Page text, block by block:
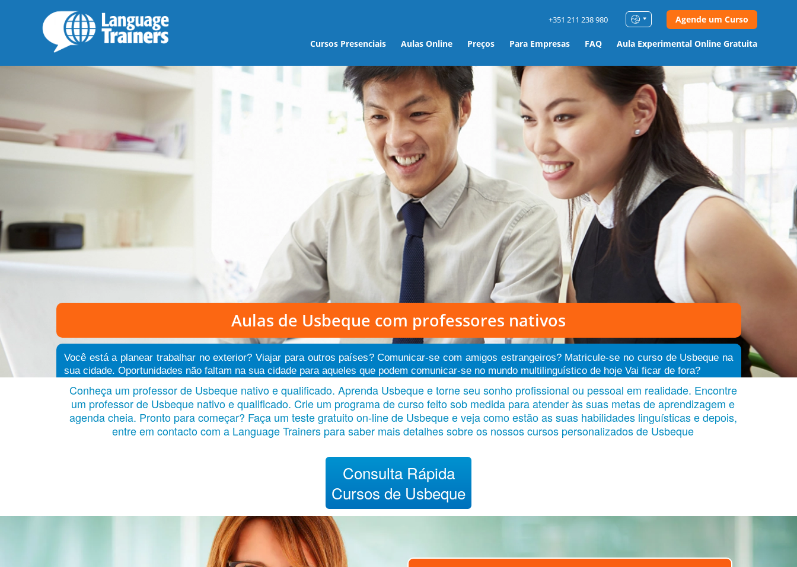
Cursos Presenciais Aulas Online Preços Para Empresas FAQ Aula Experimental Online Gratuita
+351 211 238 980 Agende um Curso
Aulas de Usbeque com professores nativos
Você está a planear trabalhar no exterior? Viajar para outros países? Comunicar-se com amigos estrangeiros? Matricule-se no curso de Usbeque na
sua cidade. Oportunidades não faltam na sua cidade para aqueles que podem comunicar-se no mundo multilinguístico de hoje Vai ficar de fora?
Conheça um professor de Usbeque nativo e qualificado. Aprenda Usbeque e torne seu sonho profissional ou pessoal em realidade. Encontre
um professor de Usbeque nativo e qualificado. Crie um programa de curso feito sob medida para atender às suas metas de aprendizagem e
agenda cheia. Pronto para começar? Faça um teste gratuito on-line de Usbeque e veja como estão as suas habilidades linguísticas e depois,
entre em contacto com a Language Trainers para saber mais detalhes sobre os nossos cursos personalizados de Usbeque
Consulta Rápida
Cursos de Usbeque